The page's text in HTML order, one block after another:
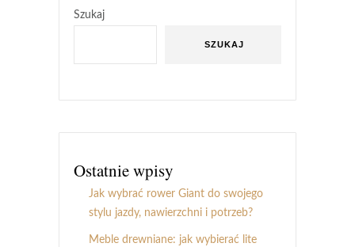
Szukaj
SZUKAJ
Ostatnie wpisy
Jak wybrać rower Giant do swojego
stylu jazdy, nawierzchni i potrzeb?
Meble drewniane: jak wybierać lite